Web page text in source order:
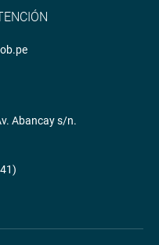
Abancay s/n.